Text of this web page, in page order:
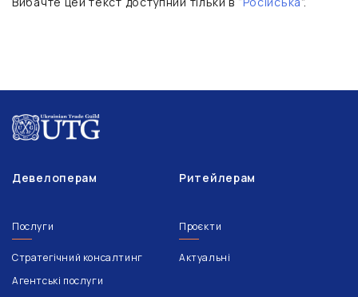
Девелоперам Ритейлерам
Послуги
Стратегічний консалтинг
Агентські послуги
Проєкти
Актуальні